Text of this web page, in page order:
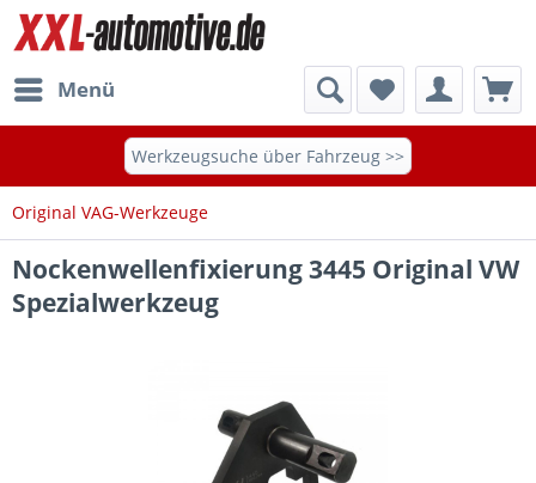
Menü
Werkzeugsuche über Fahrzeug >>
Original VAG-Werkzeuge
Nockenwellenfixierung 3445 Original VW
Spezialwerkzeug